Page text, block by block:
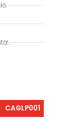
CAGLP001